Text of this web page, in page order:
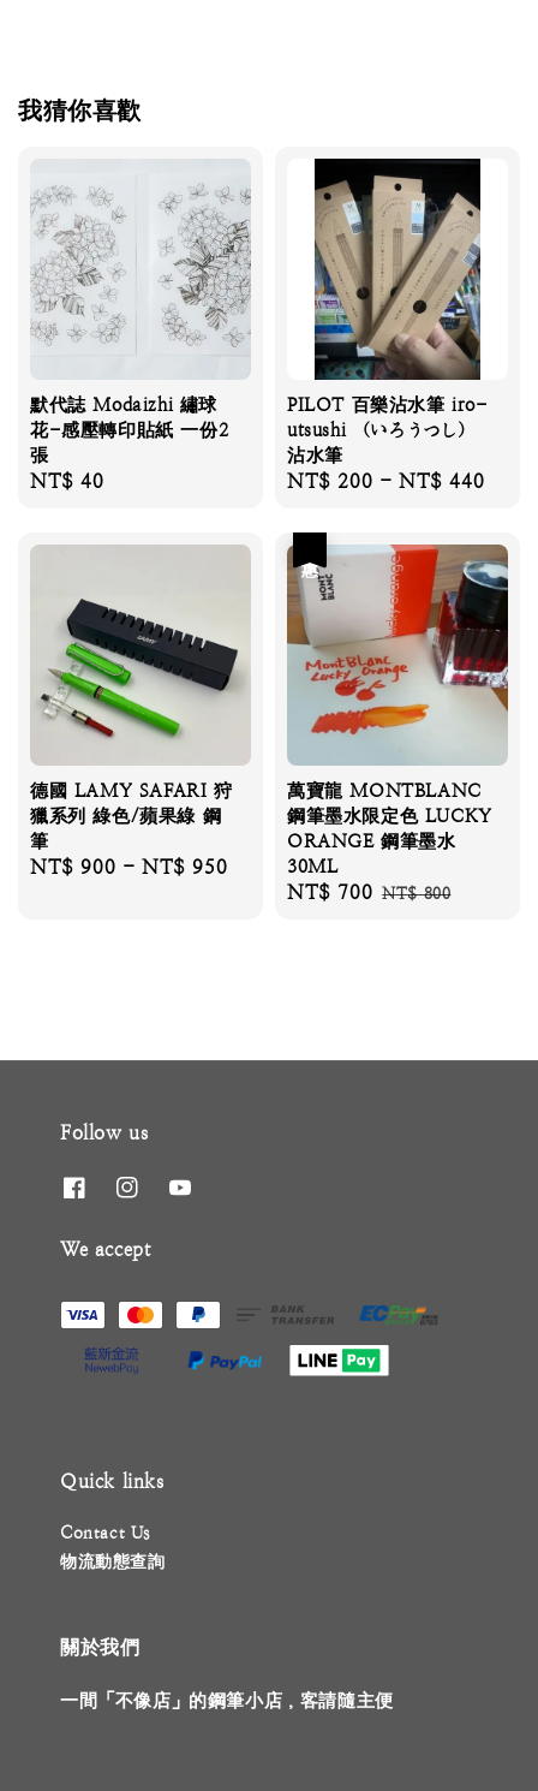
我猜你喜歡
默代誌 Modaizhi 繡球
花-感壓轉印貼紙 一份2
張
Regular
NT$ 40
PILOT 百樂沾水筆 iro-
utsushi （いろうつし）
沾水筆
Regular
NT$ 200 -NT$ 440
德國 LAMY SAFARI 狩
獵系列 綠色/蘋果綠 鋼
筆
Regular
NT$ 900 -NT$ 950
萬寶龍 MONTBLANC
鋼筆墨水限定色 LUCKY
ORANGE 鋼筆墨水
30ML
Sale
NT$ 700 Regular
NT$ 800
Follow us
We accept
Quick links
Contact Us
物流動態查詢
關於我們
一間「不像店」的鋼筆小店，客請隨主便